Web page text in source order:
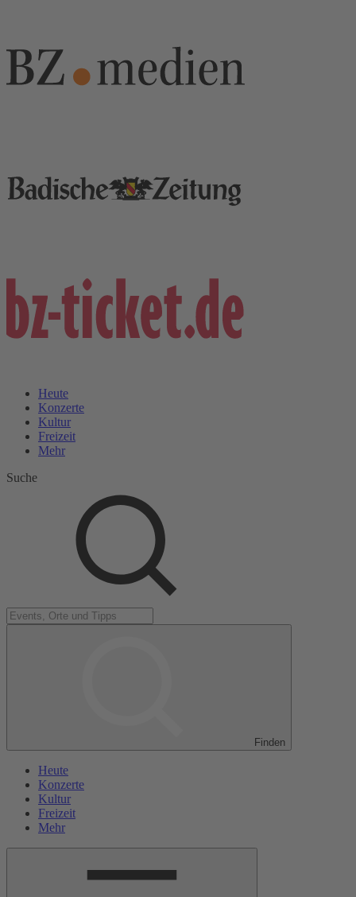
Heute
Konzerte
Kultur
Freizeit
Mehr
Suche
Finden
Heute
Konzerte
Kultur
Freizeit
Mehr